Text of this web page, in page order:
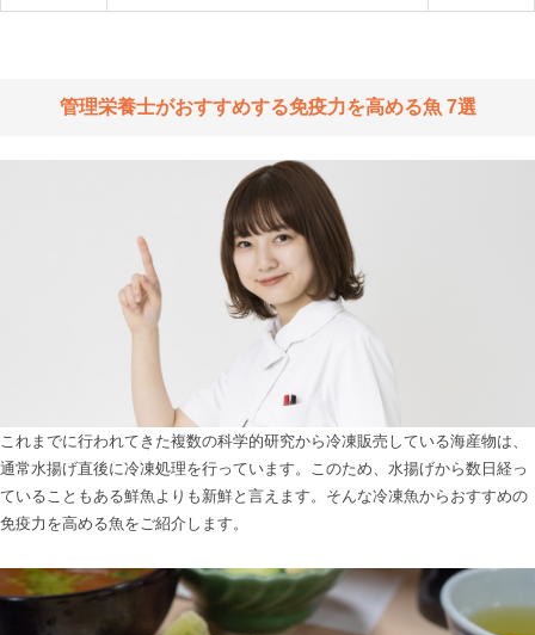
管理栄養士がおすすめする免疫力を高める魚 7選
これまでに行われてきた複数の科学的研究から冷凍販売している海産物は、
通常水揚げ直後に冷凍処理を行っています。このため、水揚げから数日経っ
ていることもある鮮魚よりも新鮮と言えます。そんな冷凍魚からおすすめの